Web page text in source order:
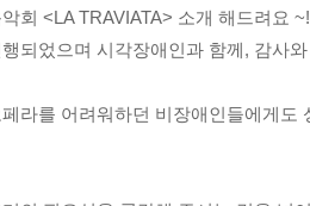
회 <LA TRAVIATA> 소개 해드려요
되었으며 시각장애인과 함께, 감사
라를 어려워하던 비장애인들에게